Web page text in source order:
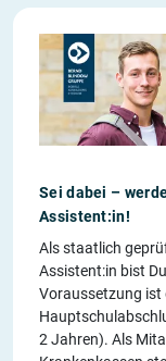
Sei dabei –
Assistent:in!
Als staatlich
Assistent:in bist
Voraussetzung ist
2 Jahren). Als